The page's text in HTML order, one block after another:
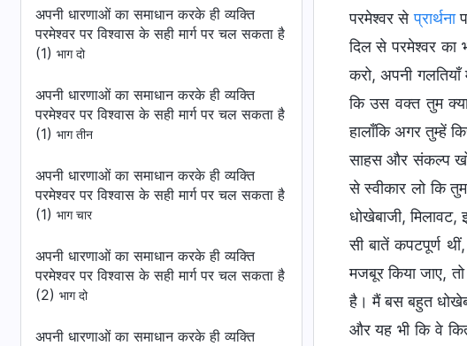
अपनी धारणाओं का समाधान करके ही व्यक्ति
परमेश्वर पर विश्वास के सही मार्ग पर चल सकता है
(1) भाग दो
अपनी धारणाओं का समाधान करके ही व्यक्ति
परमेश्वर पर विश्वास के सही मार्ग पर चल सकता है
(1) भाग तीन
अपनी धारणाओं का समाधान करके ही व्यक्ति
परमेश्वर पर विश्वास के सही मार्ग पर चल सकता है
(1) भाग चार
अपनी धारणाओं का समाधान करके ही व्यक्ति
परमेश्वर पर विश्वास के सही मार्ग पर चल सकता है
(2) भाग दो
अपनी धारणाओं का समाधान करके ही व्यक्ति
परमेश्वर सेप्रार्थना
दिल से परमेश्वर का
करो, अपनी
कि उस वक्त तुम
हालाँकि अगर तुम्हें
साहस और संकल्प खो
से स्वीकार लो कि
धोखेबाजी,
सी बातें कपटपूर्ण
मजबूर किया जाए,
है। मैं बस बहुत
और यह भी कि वे